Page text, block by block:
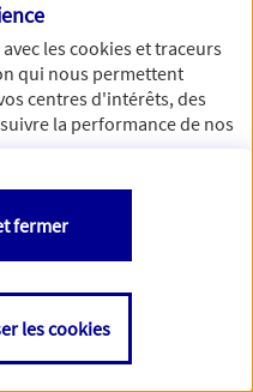
via notre page de
lescookies et traceurs
qui nous permettent
centres d'intérêts, des
la performance de nos
refuser comme de
sur
les cookies
fermer